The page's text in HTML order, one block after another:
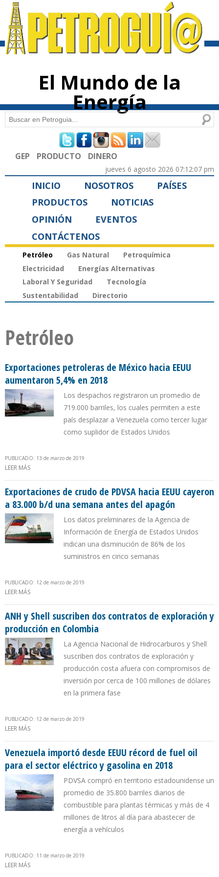
contenido
El Mundo de la
Energía
Formulario de búsqueda
Buscar
GEP PRODUCTO DINERO
jueves 6 agosto 2026 07:12:07 pm
INICIO NOSOTROS
PAÍSES
PRODUCTOS
NOTICIAS
OPINIÓN
EVENTOS
CONTÁCTENOS
Petróleo Gas Natural
Petroquímica
Electricidad
Energías Alternativas
Laboral Y Seguridad
Tecnología
Sustentabilidad
Directorio
Petróleo
Exportaciones petroleras de México hacia EEUU
aumentaron 5,4% en 2018
Los despachos registraron un promedio de
719.000 barriles, los cuales permiten a este
país desplazar a Venezuela como tercer lugar
como suplidor de Estados Unidos
PUBLICADO: 13 de marzo de 2019
LEER MÁS
Exportaciones de crudo de PDVSA hacia EEUU cayeron
a 83.000 b/d una semana antes del apagón
Los datos preliminares de la Agencia de
Información de Energía de Estados Unidos
indican una disminución de 86% de los
suministros en cinco semanas
PUBLICADO: 12 de marzo de 2019
LEER MÁS
ANH y Shell suscriben dos contratos de exploración y
producción en Colombia
La Agencia Nacional de Hidrocarburos y Shell
suscriben dos contratos de exploración y
producción costa afuera con compromisos de
inversión por cerca de 100 millones de dólares
en la primera fase
PUBLICADO: 12 de marzo de 2019
LEER MÁS
Venezuela importó desde EEUU récord de fuel oil
para el sector eléctrico y gasolina en 2018
PDVSA compró en territorio estadounidense un
promedio de 35.800 barriles diarios de
combustible para plantas térmicas y más de 4
millones de litros al día para abastecer de
energía a vehículos
PUBLICADO: 11 de marzo de 2019
LEER MÁS